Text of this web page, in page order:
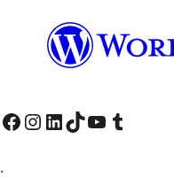
konto
Besök vår Facebook-sidaBesök vårt Instagram-konto
Besök vårt LinkedIn-konto
Besök vårt TikTok-konto
Besök vår YouTube-kanalBesök vårt Tumblr-konto